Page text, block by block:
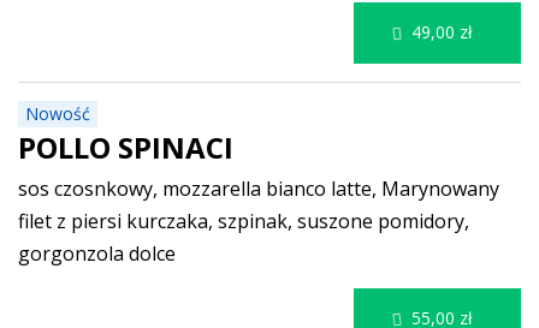
Nowość
POLLO SPINACI
sos czosnkowy, mozzarella bianco latte, Marynowany
filet z piersi kurczaka, szpinak, suszone pomidory,
gorgonzola dolce